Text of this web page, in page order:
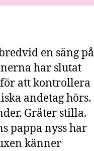
en säng på
har slutat
att kontrollera
andetag hörs.
Gråter stilla.
pappa nyss har
känner